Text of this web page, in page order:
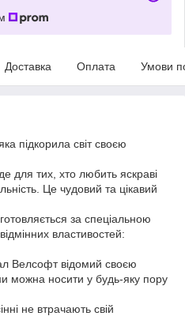
Доставка Оплата Умови
підкорила світ своєю
для тих, хто любить яскраві
Це чудовий та цікавий
за спеціальною
властивостей:
Велсофт відомий своєю
можна носити у будь-яку пору
не втрачають свій